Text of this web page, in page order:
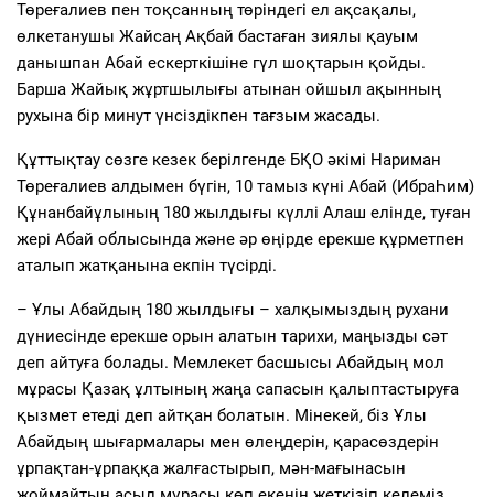
Төреғалиев пен тоқсанның төріндегі ел ақсақалы,
өлкетанушы Жайсаң Ақбай бастаған зиялы қауым
данышпан Абай ескерткішіне гүл шоқтарын қойды.
Барша Жайық жұртшылығы атынан ойшыл ақынның
рухына бір минут үнсіздікпен тағзым жасады.
Құттықтау сөзге кезек берілгенде БҚО әкімі Нариман
Төреғалиев алдымен бүгін, 10 тамыз күні Абай (ИбраҺим)
Құнанбайұлының 180 жылдығы күллі Алаш елінде, туған
жері Абай облысында және әр өңірде ерекше құрметпен
аталып жатқанына екпін түсірді.
– Ұлы Абайдың 180 жылдығы – халқымыздың рухани
дүниесінде ерекше орын алатын тарихи, маңызды сәт
деп айтуға болады. Мемлекет басшысы Абайдың мол
мұрасы Қазақ ұлтының жаңа сапасын қалыптастыруға
қызмет етеді деп айтқан болатын. Мінекей, біз Ұлы
Абайдың шығармалары мен өлеңдерін, қарасөздерін
ұрпақтан-ұрпаққа жалғастырып, мән-мағынасын